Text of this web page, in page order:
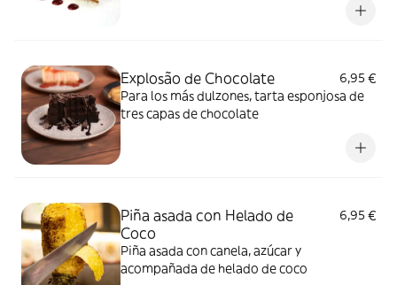
Explosão de Chocolate
6,95 €
Para los más dulzones, tarta esponjosa de
tres capas de chocolate
Piña asada con Helado de
Coco
6,95 €
Piña asada con canela, azúcar y
acompañada de helado de coco